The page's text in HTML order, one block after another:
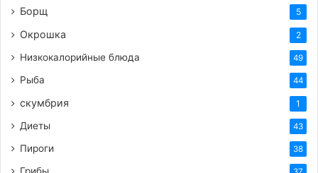
Борщ 5
Окрошка 2
Низкокалорийные блюда 49
Рыба 44
скумбрия 1
Диеты 43
Пироги 38
Грибы